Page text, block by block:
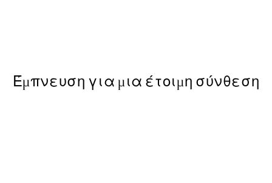
Έμπνευση για μια έτοιμη σύνθεση